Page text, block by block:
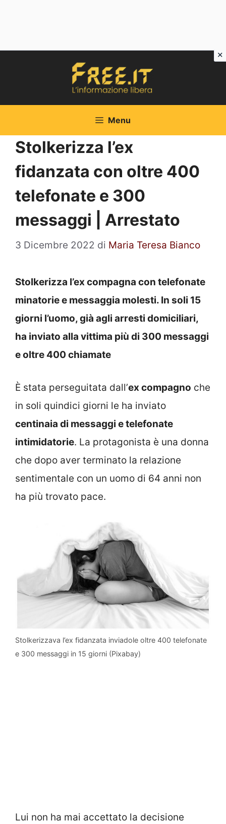
Menu
Stolkerizza l’ex
fidanzata con oltre 400
telefonate e 300
messaggi | Arrestato
3 Dicembre 2022 di Maria Teresa Bianco
Stolkerizza l’ex compagna con telefonate
minatorie e messaggia molesti. In soli 15
giorni l’uomo, già agli arresti domiciliari,
ha inviato alla vittima più di 300 messaggi
e oltre 400 chiamate
È stata perseguitata dall’ex compagno che
in soli quindici giorni le ha inviato
centinaia di messaggi e telefonate
intimidatorie. La protagonista è una donna
che dopo aver terminato la relazione
sentimentale con un uomo di 64 anni non
ha più trovato pace.
Stolkerizzava l’ex fidanzata inviadole oltre 400 telefonate
e 300 messaggi in 15 giorni (Pixabay)
Lui non ha mai accettato la decisione